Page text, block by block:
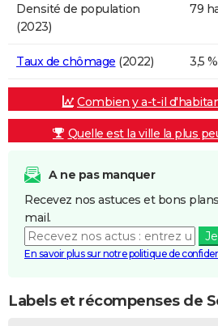
Densité de population
(2023)
79
Taux de chômage (2022) 3,5 %
Combien y a-t-il
Quelle est la ville la plus
A ne pas manquer
Recevez nos astuces et bons
mail.
En savoir plus sur notre politique de
Labels et récompenses de